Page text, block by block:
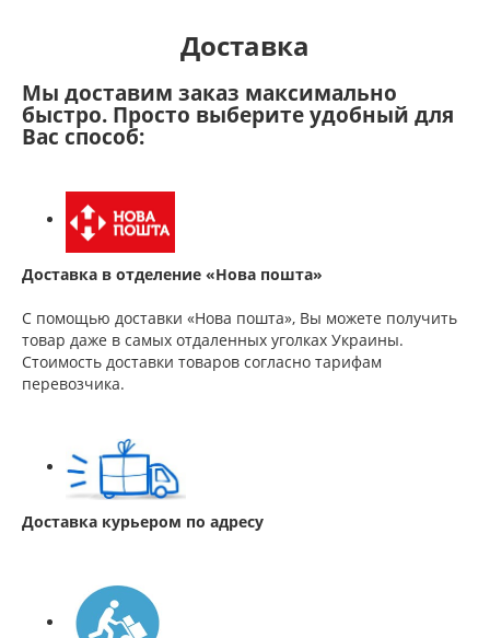
Доставка
Мы доставим заказ максимально
быстро. Просто выберите удобный для
Вас способ:
Доставка в отделение «Нова пошта»
С помощью доставки «Нова пошта», Вы можете получить
товар даже в самых отдаленных уголках Украины.
Стоимость доставки товаров согласно тарифам
перевозчика.
Доставка курьером по адресу